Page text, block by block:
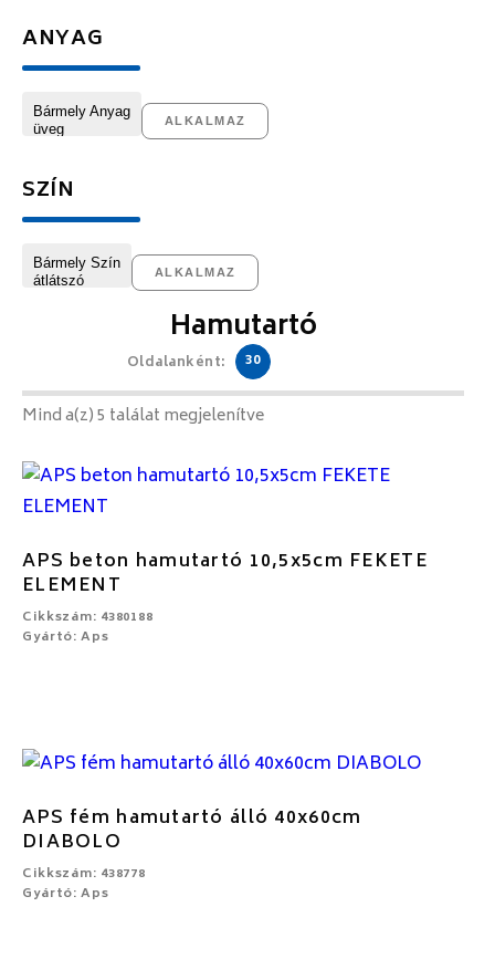
ANYAG
ALKALMAZ
SZÍN
ALKALMAZ
Hamutartó
Oldalanként: 30
Mind a(z) 5 találat megjelenítve
APS beton hamutartó 10,5x5cm FEKETE
ELEMENT
Cikkszám: 4380188
Gyártó: Aps
APS fém hamutartó álló 40x60cm
DIABOLO
Cikkszám: 438778
Gyártó: Aps